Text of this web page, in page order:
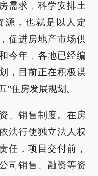
需求，科学安排土
源，也就是以人定
促进房地产市场供
今年，各地已经编
，目前正在积极谋
”住房发展规划。
、销售制度。在房
法行使独立法人权
任，项目交付前，
司销售、融资等资